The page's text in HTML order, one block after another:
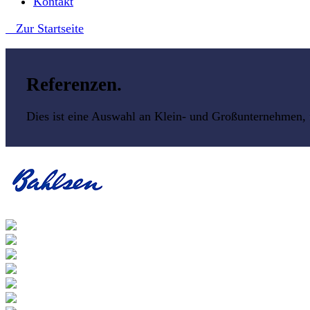
Zur Startseite
Referenzen.
Dies ist eine Auswahl an Klein- und